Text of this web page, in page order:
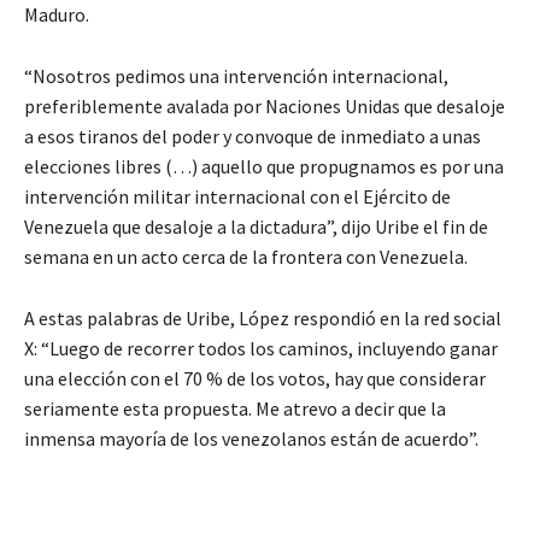
Maduro.
“Nosotros pedimos una intervención internacional,
preferiblemente avalada por Naciones Unidas que desaloje
a esos tiranos del poder y convoque de inmediato a unas
elecciones libres (…) aquello que propugnamos es por una
intervención militar internacional con el Ejército de
Venezuela que desaloje a la dictadura”, dijo Uribe el fin de
semana en un acto cerca de la frontera con Venezuela.
A estas palabras de Uribe, López respondió en la red social
X: “Luego de recorrer todos los caminos, incluyendo ganar
una elección con el 70 % de los votos, hay que considerar
seriamente esta propuesta. Me atrevo a decir que la
inmensa mayoría de los venezolanos están de acuerdo”.